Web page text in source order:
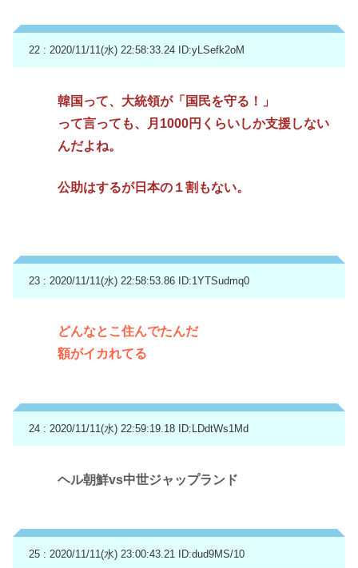
22 : 2020/11/11(水) 22:58:33.24 ID:yLSefk2oM
韓国って、大統領が「国民を守る！」
って言っても、月1000円くらいしか支援しない
んだよね。
公助はするが日本の１割もない。
23 : 2020/11/11(水) 22:58:53.86 ID:1YTSudmq0
どんなとこ住んでたんだ
額がイカれてる
24 : 2020/11/11(水) 22:59:19.18 ID:LDdtWs1Md
ヘル朝鮮vs中世ジャップランド
25 : 2020/11/11(水) 23:00:43.21 ID:dud9MS/10